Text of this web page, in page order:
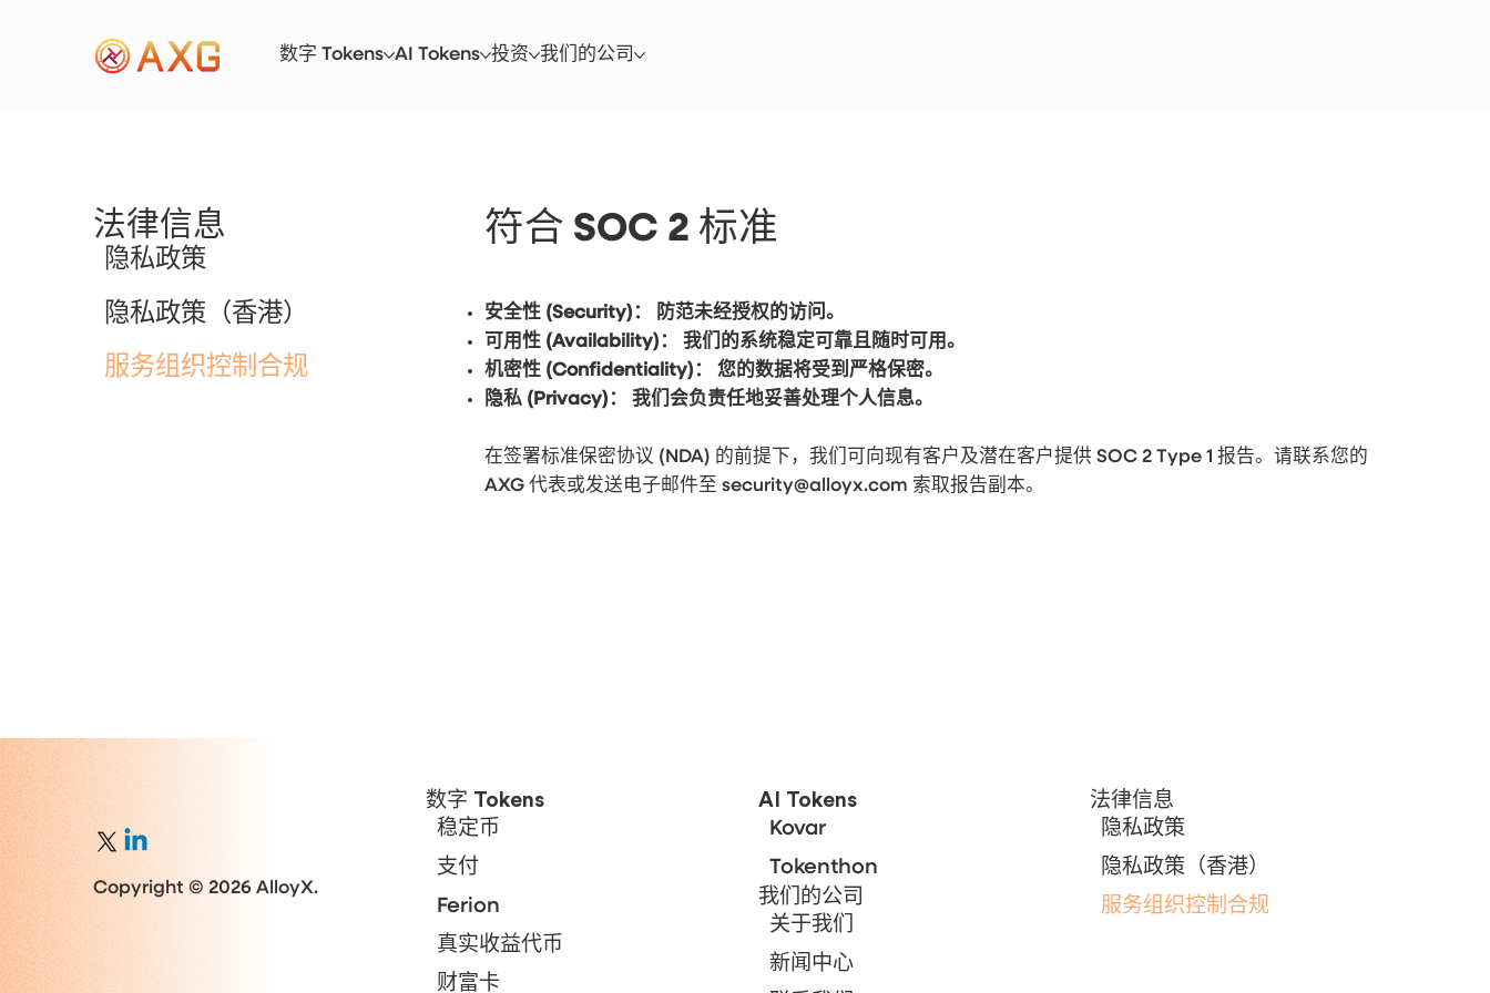
数字 Tokens AI Tokens 投资 我们的公司
法律信息
隐私政策
隐私政策（香港）
服务组织控制合规
符合 SOC 2 标准
安全性 (Security)： 防范未经授权的访问。
可用性 (Availability)： 我们的系统稳定可靠且随时可用。
机密性 (Confidentiality)： 您的数据将受到严格保密。
隐私 (Privacy)： 我们会负责任地妥善处理个人信息。
在签署标准保密协议 (NDA) 的前提下，我们可向现有客户及潜在客户提供 SOC 2 Type 1 报告。请联系您的
AXG 代表或发送电子邮件至 security@alloyx.com 索取报告副本。
Copyright © 2026 AlloyX.
数字 Tokens
稳定币
支付
Ferion
真实收益代币
财富卡
AI Tokens
Kovar
Tokenthon
我们的公司
关于我们
新闻中心
法律信息
隐私政策
隐私政策（香港）
服务组织控制合规